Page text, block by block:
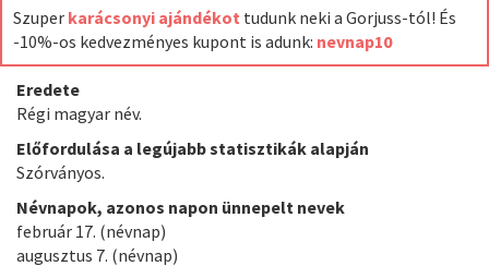
Szuper karácsonyi ajándékot tudunk neki a Gorjuss-tól! És
-10%-os kedvezményes kupont is adunk: nevnap10
Eredete
Régi magyar név.
Előfordulása a legújabb statisztikák alapján
Szórványos.
Névnapok, azonos napon ünnepelt nevek
február 17. (névnap)
augusztus 7. (névnap)